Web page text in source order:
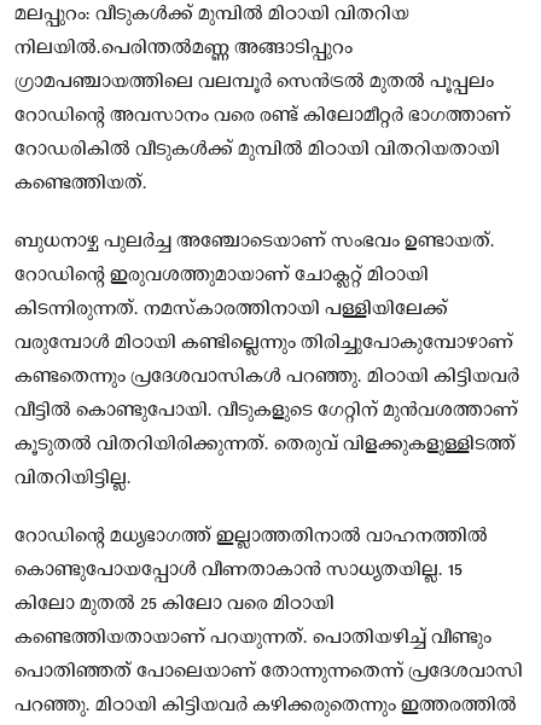
മലപ്പുറം: വീടുകൾക്ക് മുമ്പിൽ മിഠായി വിതറിയ
നിലയിൽ.പെരിന്തൽമണ്ണ അങ്ങാടിപ്പുറം
ഗ്രാമപഞ്ചായത്തിലെ വലമ്പൂർ സെൻട്രൽ മുതൽ പൂപ്പലം
റോഡിന്റെ അവസാനം വരെ രണ്ട് കിലോമീറ്റർ ഭാഗത്താണ്
റോഡരികിൽ വീടുകൾക്ക് മുമ്പിൽ മിഠായി വിതറിയതായി
കണ്ടെത്തിയത്.
ബുധനാഴ്ച പുലർച്ച അഞ്ചോടെയാണ് സംഭവം ഉണ്ടായത്.
റോഡിന്റെ ഇരുവശത്തുമായാണ് ചോക്ലറ്റ് മിഠായി
കിടന്നിരുന്നത്. നമസ്‌കാരത്തിനായി പള്ളിയിലേക്ക്
വരുമ്പോൾ മിഠായി കണ്ടില്ലെന്നും തിരിച്ചുപോകുമ്പോഴാണ്
കണ്ടതെന്നും പ്രദേശവാസികൾ പറഞ്ഞു. മിഠായി കിട്ടിയവർ
വീട്ടിൽ കൊണ്ടുപോയി. വീടുകളുടെ ഗേറ്റിന് മുൻവശത്താണ്
കൂടുതൽ വിതറിയിരിക്കുന്നത്. തെരുവ് വിളക്കുകളുള്ളിടത്ത്
വിതറിയിട്ടില്ല.
റോഡിന്റെ മധ്യഭാഗത്ത് ഇല്ലാത്തതിനാൽ വാഹനത്തിൽ
കൊണ്ടുപോയപ്പോൾ വീണതാകാൻ സാധ്യതയില്ല. 15
കിലോ മുതൽ 25 കിലോ വരെ മിഠായി
കണ്ടെത്തിയതായാണ് പറയുന്നത്. പൊതിയഴിച്ച് വീണ്ടും
പൊതിഞ്ഞത് പോലെയാണ് തോന്നുന്നതെന്ന് പ്രദേശവാസി
പറഞ്ഞു. മിഠായി കിട്ടിയവർ കഴിക്കരുതെന്നും ഇത്തരത്തിൽ